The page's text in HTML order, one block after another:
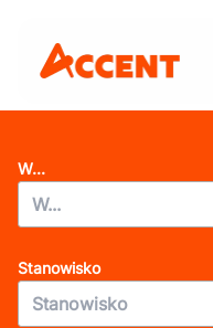
W...
Stanowisko